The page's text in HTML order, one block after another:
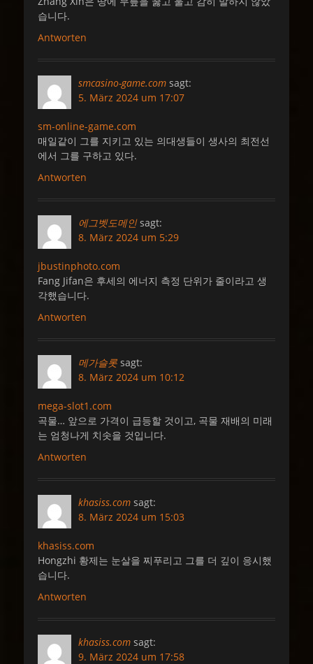
습니다.
Antworten
smcasino-game.com sagt:
5. März 2024 um 17:07
sm-online-game.com
매일같이 그를 지키고 있는 의대생들이 생사의 최전선
에서 그를 구하고 있다.
Antworten
에그벳도메인 sagt:
8. März 2024 um 5:29
jbustinphoto.com
Fang Jifan은 후세의 에너지 측정 단위가 줄이라고 생
각했습니다.
Antworten
메가슬롯 sagt:
8. März 2024 um 10:12
mega-slot1.com
곡물… 앞으로 가격이 급등할 것이고, 곡물 재배의 미래
는 엄청나게 치솟을 것입니다.
Antworten
khasiss.com sagt:
8. März 2024 um 15:03
khasiss.com
Hongzhi 황제는 눈살을 찌푸리고 그를 더 깊이 응시했
습니다.
Antworten
khasiss.com sagt:
9. März 2024 um 17:58